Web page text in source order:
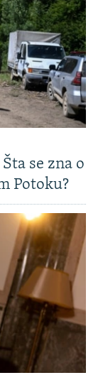
se zna o
Potoku?